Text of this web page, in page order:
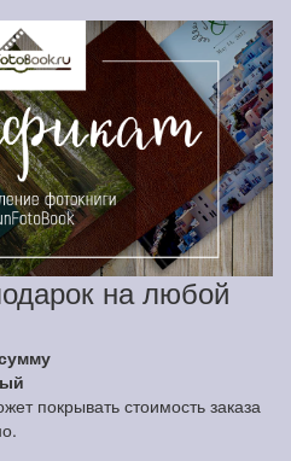
на любой
покрывать стоимость заказа